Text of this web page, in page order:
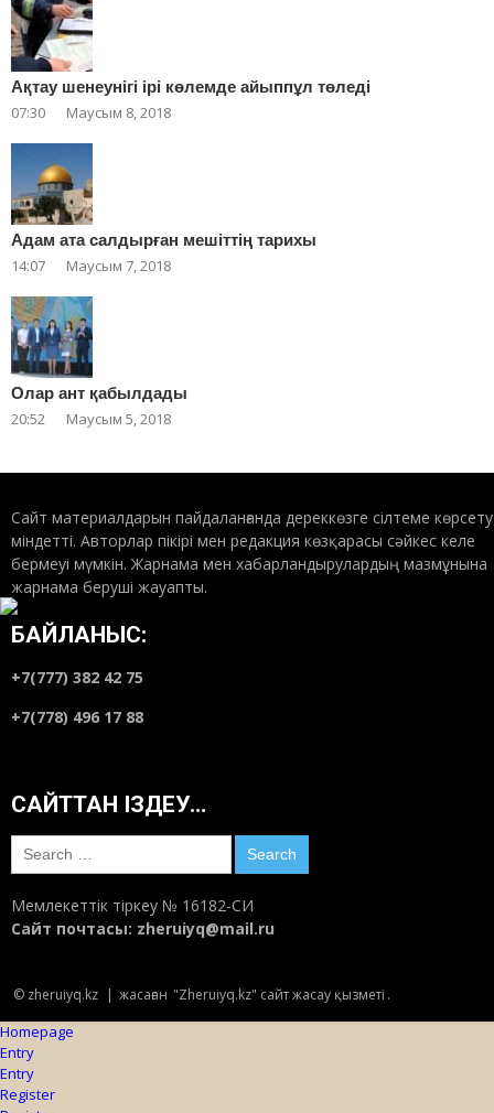
Ақтау шенеунігі ірі көлемде айыппұл төледі
07:30 Маусым 8, 2018
Адам ата салдырған мешіттің тарихы
14:07 Маусым 7, 2018
Олар ант қабылдады
20:52 Маусым 5, 2018
Сайт материалдарын пайдаланғанда дереккөзге сілтеме көрсету
міндетті. Авторлар пікірі мен редакция көзқарасы сәйкес келе
бермеуі мүмкін. Жарнама мен хабарландырулардың мазмұнына
жарнама беруші жауапты.
БАЙЛАНЫС:
+7(777) 382 42 75
+7(778) 496 17 88
САЙТТАН ІЗДЕУ…
Search
for:
Мемлекеттік тіркеу № 16182-СИ
Сайт почтасы: zheruiyq@mail.ru
© zheruiyq.kz | жасаған "Zheruiyq.kz" сайт жасау қызметі .
Homepage
Entry
Entry
Register